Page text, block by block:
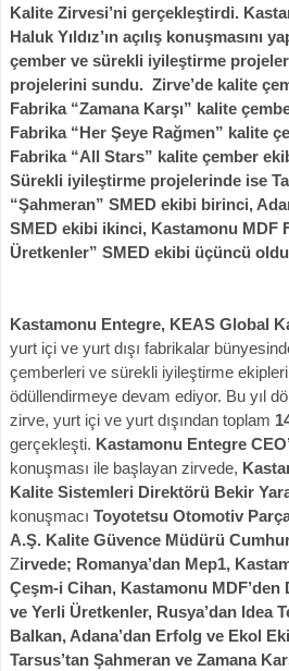
Kalite Zirvesi’ni gerçekleştirdi.
Haluk Yıldız’ın açılış konuşmasını
çember ve sürekli iyileştirme
projelerini sundu. Zirve’de kalite
Fabrika “Zamana Karşı” kalite
Fabrika “Her Şeye Rağmen” kalite
Fabrika “All Stars” kalite çember
Sürekli iyileştirme projelerinde ise
“Şahmeran” SMED ekibi birinci,
SMED ekibi ikinci, Kastamonu MDF
Üretkenler” SMED ekibi üçüncü
Kastamonu Entegre, KEAS Global
yurt içi ve yurt dışı fabrikalar
çemberleri ve sürekli iyileştirme
ödüllendirmeye devam ediyor. Bu yıl
zirve, yurt içi ve yurt dışından toplam
gerçekleşti. Kastamonu Entegre
konuşması ile başlayan zirvede,
Kalite Sistemleri Direktörü Bekir
konuşmacı Toyotetsu Otomotiv
A.Ş. Kalite Güvence Müdürü
Zirvede; Romanya’dan Mep1,
Çeşm-i Cihan, Kastamonu MDF’den
ve Yerli Üretkenler, Rusya’dan Idea
Balkan, Adana’dan Erfolg ve Ekol
Tarsus’tan Şahmeran ve Zamana